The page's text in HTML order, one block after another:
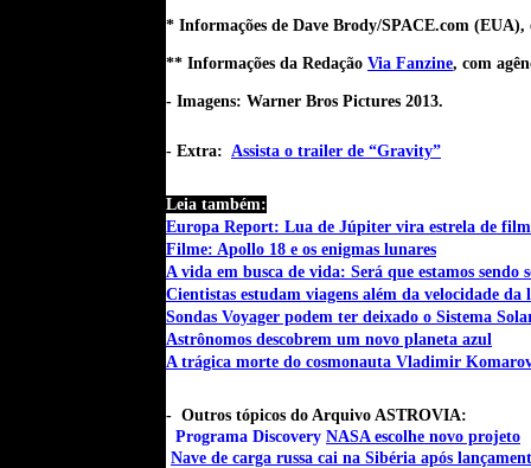
* Informações de Dave Brody/SPACE.com (EUA),
** Informações da Redação Via Fanzine, com
- Imagens: Warner Bros Pictures 2013.
- Extra: Assista o trailer de “Gravity”
Leia também:
Europa Report: Lua de Júpiter vira estrela de
Filme: Apollo 18 e os enigmas lunares
A vida em busca de vida: Será que estamos sendo
Cientistas estudam viagens além da velocidade da
Sondas Voyager podem ter deixado o Sistema
Astrônomos descobrem um novo planeta azul
A trágica morte do cosmonauta Vladimir
- Outros tópicos do Arquivo ASTROVIA:
Programa Discovery NASA escolhe novo projeto
Nave de carga russa cai na Sibéria após